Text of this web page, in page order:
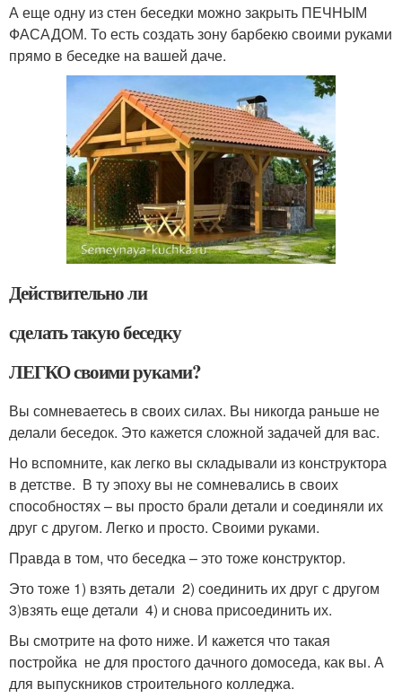
А еще одну из стен беседки можно закрыть ПЕЧНЫМ
ФАСАДОМ. То есть создать зону барбекю своими руками
прямо в беседке на вашей даче.
Действительно ли
сделать такую беседку
ЛЕГКО своими руками?
Вы сомневаетесь в своих силах. Вы никогда раньше не
делали беседок. Это кажется сложной задачей для вас.
Но вспомните, как легко вы складывали из конструктора
в детстве. В ту эпоху вы не сомневались в своих
способностях – вы просто брали детали и соединяли их
друг с другом. Легко и просто. Своими руками.
Правда в том, что беседка – это тоже конструктор.
Это тоже 1) взять детали 2) соединить их друг с другом
3)взять еще детали 4) и снова присоединить их.
Вы смотрите на фото ниже. И кажется что такая
постройка не для простого дачного домоседа, как вы. А
для выпускников строительного колледжа.